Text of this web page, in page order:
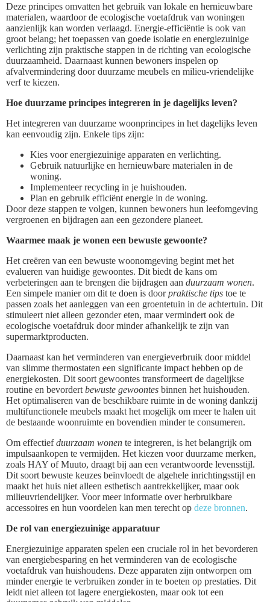
Deze principes omvatten het gebruik van lokale en hernieuwbare
materialen, waardoor de ecologische voetafdruk van woningen
aanzienlijk kan worden verlaagd. Energie-efficiëntie is ook van
groot belang; het toepassen van goede isolatie en energiezuinige
verlichting zijn praktische stappen in de richting van ecologische
duurzaamheid. Daarnaast kunnen bewoners inspelen op
afvalvermindering door duurzame meubels en milieu-vriendelijke
verf te kiezen.
Hoe duurzame principes integreren in je dagelijks leven?
Het integreren van duurzame woonprincipes in het dagelijks leven
kan eenvoudig zijn. Enkele tips zijn:
Kies voor energiezuinige apparaten en verlichting.
Gebruik natuurlijke en hernieuwbare materialen in de
woning.
Implementeer recycling in je huishouden.
Plan en gebruik efficiënt energie in de woning.
Door deze stappen te volgen, kunnen bewoners hun leefomgeving
vergroenen en bijdragen aan een gezondere planeet.
Waarmee maak je wonen een bewuste gewoonte?
Het creëren van een bewuste woonomgeving begint met het
evalueren van huidige gewoontes. Dit biedt de kans om
verbeteringen aan te brengen die bijdragen aan duurzaam wonen.
Een simpele manier om dit te doen is doorpraktische tips toe te
passen zoals het aanleggen van een groentetuin in de achtertuin. Dit
stimuleert niet alleen gezonder eten, maar vermindert ook de
ecologische voetafdruk door minder afhankelijk te zijn van
supermarktproducten.
Daarnaast kan het verminderen van energieverbruik door middel
van slimme thermostaten een significante impact hebben op de
energiekosten. Dit soort gewoontes transformeert de dagelijkse
routine en bevordert bewuste gewoontes binnen het huishouden.
Het optimaliseren van de beschikbare ruimte in de woning dankzij
multifunctionele meubels maakt het mogelijk om meer te halen uit
de bestaande woonruimte en bovendien minder te consumeren.
Om effectiefduurzaam wonen te integreren, is het belangrijk om
impulsaankopen te vermijden. Het kiezen voor duurzame merken,
zoals HAY of Muuto, draagt bij aan een verantwoorde levensstijl.
Dit soort bewuste keuzes beïnvloedt de algehele inrichtingsstijl en
maakt het huis niet alleen esthetisch aantrekkelijker, maar ook
milieuvriendelijker. Voor meer informatie over herbruikbare
accessoires en hun voordelen kan men terecht op deze bronnen.
De rol van energiezuinige apparatuur
Energiezuinige apparaten spelen een cruciale rol in het bevorderen
van energiebesparing en het verminderen van de ecologische
voetafdruk van huishoudens. Deze apparaten zijn ontworpen om
minder energie te verbruiken zonder in te boeten op prestaties. Dit
leidt niet alleen tot lagere energiekosten, maar ook tot een